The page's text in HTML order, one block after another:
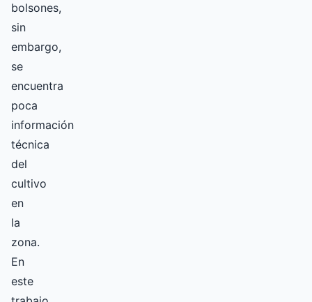
bolsones,
sin
embargo,
se
encuentra
poca
información
técnica
del
cultivo
en
la
zona.
En
este